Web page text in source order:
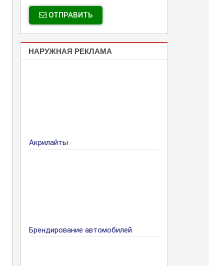
ОТПРАВИТЬ
НАРУЖНАЯ РЕКЛАМА
Акрилайты
Брендирование автомобилей